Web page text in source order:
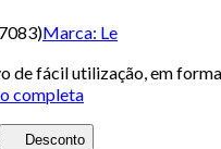
)Marca: Le
de fácil utilização, em
completa
Desconto